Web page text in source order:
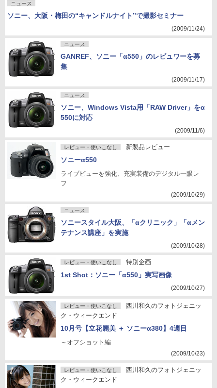
ニュース
ソニー、大阪・梅田の“キャンドルナイト”で撮影セミナー
(2009/11/24)
ニュース
GANREF、ソニー「α550」のレビュワーを募
集
(2009/11/17)
ニュース
ソニー、Windows Vista用「RAW Driver」をα
550に対応
(2009/11/6)
レビュー・使いこなし 新製品レビュー
ソニーα550
ライブビューを強化、充実装備のデジタル一眼レ
フ
(2009/10/29)
ニュース
ソニースタイル大阪、「αクリニック」「αメン
テナンス講座」を実施
(2009/10/28)
レビュー・使いこなし 特別企画
1st Shot：ソニー「α550」実写画像
(2009/10/27)
レビュー・使いこなし
西川和久のフォトジェニッ
ク・ウィークエンド
10月号【立花麗美 ＋ ソニーα380】4週目
～オフショット編
(2009/10/23)
レビュー・使いこなし
西川和久のフォトジェニッ
ク・ウィークエンド